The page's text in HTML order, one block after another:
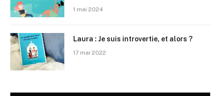
1 mai 2024
Laura : Je suis introvertie, et alors ?
17 mai 2022